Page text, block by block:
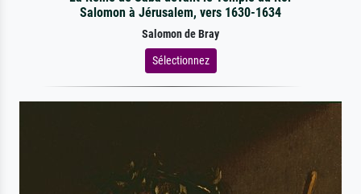
Salomon à Jérusalem, vers 1630-1634
Salomon de Bray
Sélectionnez